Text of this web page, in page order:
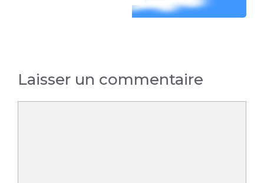
Laisser un commentaire